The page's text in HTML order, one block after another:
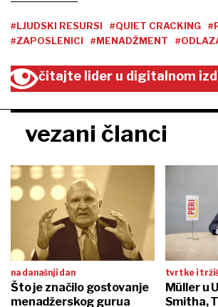
#LJUDSKI RESURSI #QUIET CRACKING
#ZAPOSLENICI
#MENADŽMENT
čitajte lider u digitalnom
vezani članci
na današnji dan
Što je značilo gostovanje
menadžerskog gurua
tvrtke i
Müller u
Smitha,